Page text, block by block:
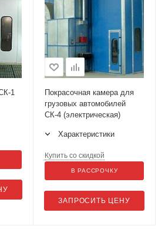
1
Покрасочная камера для
грузовых автомобилей
СК-4 (электрическая)
Характеристики
ЗАПРОСИТЬ ЦЕНУ
Купить со скидкой
В РАССРОЧКУ